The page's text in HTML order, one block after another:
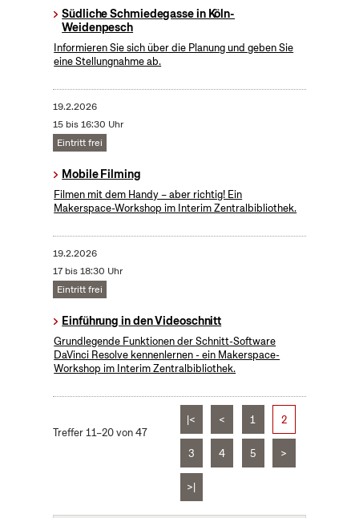
Südliche Schmiedegasse in Köln-
Weidenpesch
Informieren Sie sich über die Planung und geben Sie
eine Stellungnahme ab.
19.2.2026
15 bis 16:30 Uhr
Eintritt frei
Mobile Filming
Filmen mit dem Handy – aber richtig! Ein
Makerspace-Workshop im Interim Zentralbibliothek.
19.2.2026
17 bis 18:30 Uhr
Eintritt frei
Einführung in den Videoschnitt
Grundlegende Funktionen der Schnitt-Software
DaVinci Resolve kennenlernen - ein Makerspace-
Workshop im Interim Zentralbibliothek.
Treffer 11–20 von 47
|< < 1 2
3 4 5 >
>|